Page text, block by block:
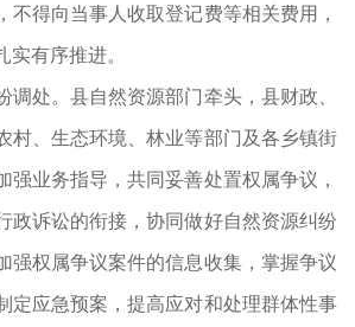
不得向当事人收取登记费等相关费用，
有序推进。
处。县自然资源部门牵头，县财政、
村、生态环境、林业等部门及各乡镇街
强业务指导，共同妥善处置权属争议，
政诉讼的衔接，协同做好自然资源纠纷
强权属争议案件的信息收集，掌握争议
定应急预案，提高应对和处理群体性事